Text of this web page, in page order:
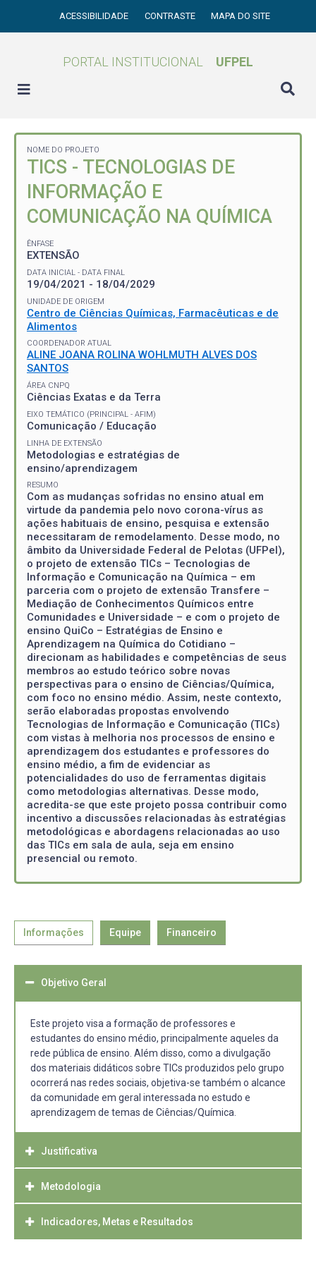
ACESSIBILIDADE CONTRASTE MAPA DO SITE
PORTAL INSTITUCIONAL UFPEL
NOME DO PROJETO
TICS - TECNOLOGIAS DE
INFORMAÇÃO E
COMUNICAÇÃO NA QUÍMICA
ÊNFASE
EXTENSÃO
DATA INICIAL - DATA FINAL
19/04/2021 - 18/04/2029
UNIDADE DE ORIGEM
Centro de Ciências Químicas, Farmacêuticas e de
Alimentos
COORDENADOR ATUAL
ALINE JOANA ROLINA WOHLMUTH ALVES DOS
SANTOS
ÁREA CNPQ
Ciências Exatas e da Terra
EIXO TEMÁTICO (PRINCIPAL - AFIM)
Comunicação / Educação
LINHA DE EXTENSÃO
Metodologias e estratégias de
ensino/aprendizagem
RESUMO
Com as mudanças sofridas no ensino atual em
virtude da pandemia pelo novo corona-vírus as
ações habituais de ensino, pesquisa e extensão
necessitaram de remodelamento. Desse modo, no
âmbito da Universidade Federal de Pelotas (UFPel),
o projeto de extensão TICs – Tecnologias de
Informação e Comunicação na Química – em
parceria com o projeto de extensão Transfere –
Mediação de Conhecimentos Químicos entre
Comunidades e Universidade – e com o projeto de
ensino QuiCo – Estratégias de Ensino e
Aprendizagem na Química do Cotidiano –
direcionam as habilidades e competências de seus
membros ao estudo teórico sobre novas
perspectivas para o ensino de Ciências/Química,
com foco no ensino médio. Assim, neste contexto,
serão elaboradas propostas envolvendo
Tecnologias de Informação e Comunicação (TICs)
com vistas à melhoria nos processos de ensino e
aprendizagem dos estudantes e professores do
ensino médio, a fim de evidenciar as
potencialidades do uso de ferramentas digitais
como metodologias alternativas. Desse modo,
acredita-se que este projeto possa contribuir como
incentivo a discussões relacionadas às estratégias
metodológicas e abordagens relacionadas ao uso
das TICs em sala de aula, seja em ensino
presencial ou remoto.
Informações Equipe Financeiro
Objetivo Geral
Este projeto visa a formação de professores e
estudantes do ensino médio, principalmente aqueles da
rede pública de ensino. Além disso, como a divulgação
dos materiais didáticos sobre TICs produzidos pelo grupo
ocorrerá nas redes sociais, objetiva-se também o alcance
da comunidade em geral interessada no estudo e
aprendizagem de temas de Ciências/Química.
Justificativa
Os estudantes consideram a disciplina de Química um
pouco complexa, devido aos obstáculos existentes
enraizados pelas metodologias tradicionais, que não
Metodologia
Fialho e Matos (2010)* relatam que existem algumas
maneiras de as TICs auxiliarem na educação, uma vez
Indicadores, Metas e Resultados